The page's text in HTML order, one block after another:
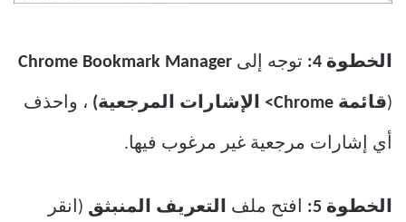
الخطوة 4: توجه إلى
(قائمة Chrome> الإشارات المرجعية) ، واحذف
أي إشارات مرجعية غير مرغوب فيها.
الخطوة 5: افتح ملف التعريف المنبثق (انقر